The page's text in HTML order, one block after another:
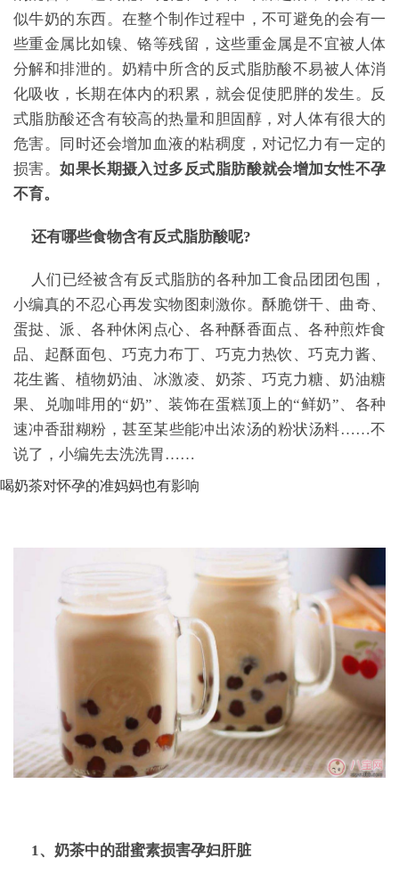
似牛奶的东西。在整个制作过程中，不可避免的会有一
些重金属比如镍、铬等残留，这些重金属是不宜被人体
分解和排泄的。奶精中所含的反式脂肪酸不易被人体消
化吸收，长期在体内的积累，就会促使肥胖的发生。反
式脂肪酸还含有较高的热量和胆固醇，对人体有很大的
危害。同时还会增加血液的粘稠度，对记忆力有一定的
损害。如果长期摄入过多反式脂肪酸就会增加女性不孕
不育。
还有哪些食物含有反式脂肪酸呢?
人们已经被含有反式脂肪的各种加工食品团团包围，
小编真的不忍心再发实物图刺激你。酥脆饼干、曲奇、
蛋挞、派、各种休闲点心、各种酥香面点、各种煎炸食
品、起酥面包、巧克力布丁、巧克力热饮、巧克力酱、
花生酱、植物奶油、冰激凌、奶茶、巧克力糖、奶油糖
果、兑咖啡用的“奶”、装饰在蛋糕顶上的“鲜奶”、各种
速冲香甜糊粉，甚至某些能冲出浓汤的粉状汤料……不
说了，小编先去洗洗胃……
喝奶茶对怀孕的准妈妈也有影响
1、奶茶中的甜蜜素损害孕妇肝脏